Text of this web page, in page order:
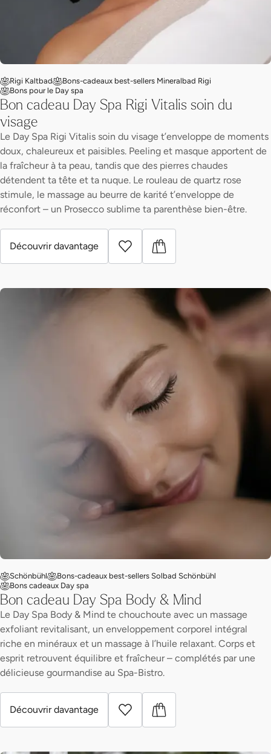
Rigi Kaltbad
Bons-cadeaux best-sellers Mineralbad Rigi
Bons pour le Day spa
Bon cadeau Day Spa Rigi Vitalis soin du
visage
Le Day Spa Rigi Vitalis soin du visage t’enveloppe de moments
doux, chaleureux et paisibles. Peeling et masque apportent de
la fraîcheur à ta peau, tandis que des pierres chaudes
détendent ta tête et ta nuque. Le rouleau de quartz rose
stimule, le massage au beurre de karité t’enveloppe de
réconfort – un Prosecco sublime ta parenthèse bien-être.
Découvrir davantage
Schönbühl
Bons-cadeaux best-sellers Solbad Schönbühl
Bons cadeaux Day spa
Bon cadeau Day Spa Body & Mind
Le Day Spa Body & Mind te chouchoute avec un massage
exfoliant revitalisant, un enveloppement corporel intégral
riche en minéraux et un massage à l’huile relaxant. Corps et
esprit retrouvent équilibre et fraîcheur – complétés par une
délicieuse gourmandise au Spa-Bistro.
Découvrir davantage